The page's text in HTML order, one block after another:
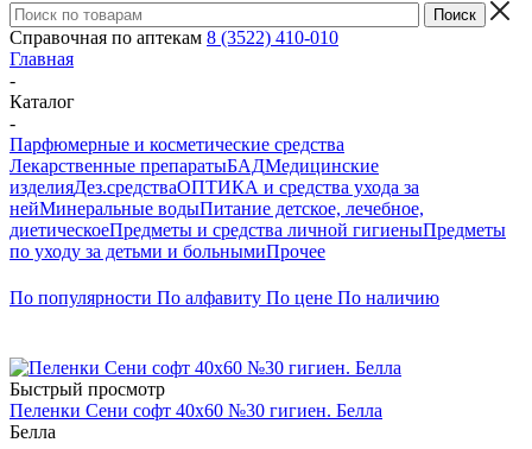
Справочная по аптекам 8 (3522) 410-010
Главная
-
Каталог
-
Парфюмерные и косметические средства
Лекарственные препаратыБАДМедицинские
изделияДез.средстваОПТИКА и средства ухода за
нейМинеральные водыПитание детское, лечебное,
диетическоеПредметы и средства личной гигиеныПредметы
по уходу за детьми и больнымиПрочее
По популярности По алфавиту По цене По наличию
Быстрый просмотр
Пеленки Сени софт 40х60 №30 гигиен. Белла
Белла